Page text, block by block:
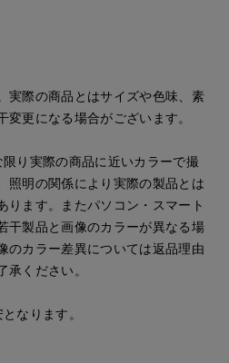
実際の商品とはサイズや色味、素
更になる場合がございます。
り実際の商品に近いカラーで撮
照明の関係により実際の製品とは
ります。またパソコン・スマート
干製品と画像のカラーが異なる場
のカラー差異については返品理由
承ください。
なります。